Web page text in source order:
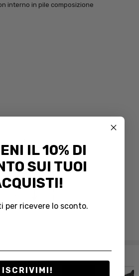
interno in pile composizione
IL 10% DI
SUI TUOI
per ricevere lo sconto.
ISCRIVIMI!